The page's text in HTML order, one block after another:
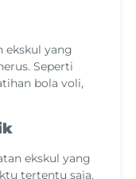
ekskul yang
Seperti
bola voli,
ekskul yang
tertentu saja.